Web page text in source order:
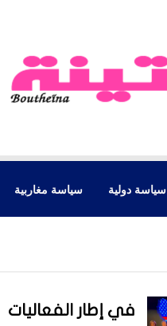
سياسة دولية سياسة مغاربية
في إطار الفعاليات